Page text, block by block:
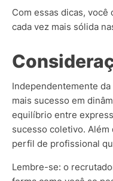
Com essas dicas,
cada vez mais sólida
Independentemente
mais sucesso em
equilíbrio entre
sucesso coletivo. Além
perfil de profissional
Lembre-se: o